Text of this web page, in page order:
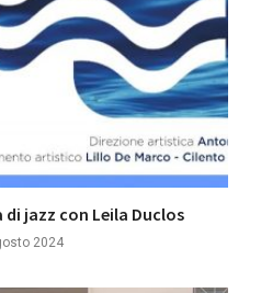
jazz con Leila Duclos
2024